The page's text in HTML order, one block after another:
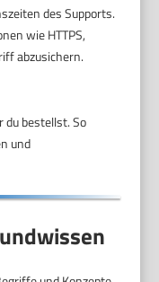
des Supports.
wie HTTPS,
abzusichern.
du bestellst. So
und